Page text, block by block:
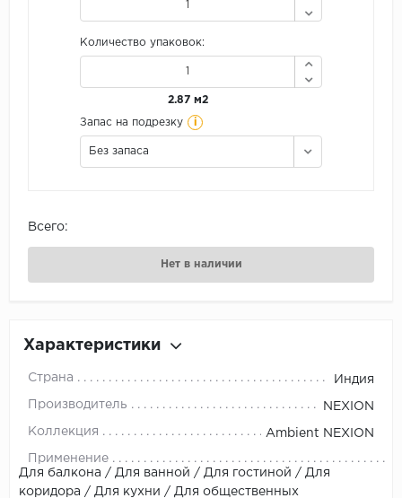
Количество упаковок:
2.87 м2
Запас на подрезку i
Без запаса
Всего:
Нет в наличии
Характеристики
Страна Индия
Производитель NEXION
Коллекция Ambient NEXION
Применение
Для балкона / Для ванной / Для гостиной / Для
коридора / Для кухни / Для общественных